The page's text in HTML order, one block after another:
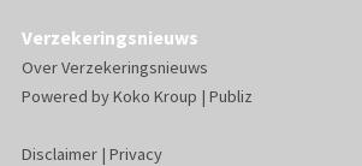
Verzekeringsnieuws
Over Verzekeringsnieuws
Powered byKoko Kroup | Publiz
Disclaimer| Privacy